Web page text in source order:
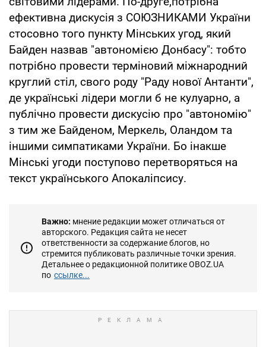
ефективна дискусія з СОЮЗНИКАМИ України
стосовно того пункту Мінських угод, який
Байден назвав "автономією Донбасу": тобто
потрібно провести терміновий міжнародний
круглий стіл, свого роду "Раду нової Антанти",
де українські лідери могли б не кулуарно, а
публічно провести дискусію про "автономію"
з тим же Байденом, Меркель, Оландом та
іншими симпатиками України. Бо інакше
Мінські угоди поступово перетворяться на
текст українського Апокаліпсису.
Важно: мнение редакции может отличаться от
авторского. Редакция сайта не несет
ответственности за содержание блогов, но
стремится публиковать различные точки зрения.
Детальнее о редакционной политике OBOZ.UA
по ссылке...